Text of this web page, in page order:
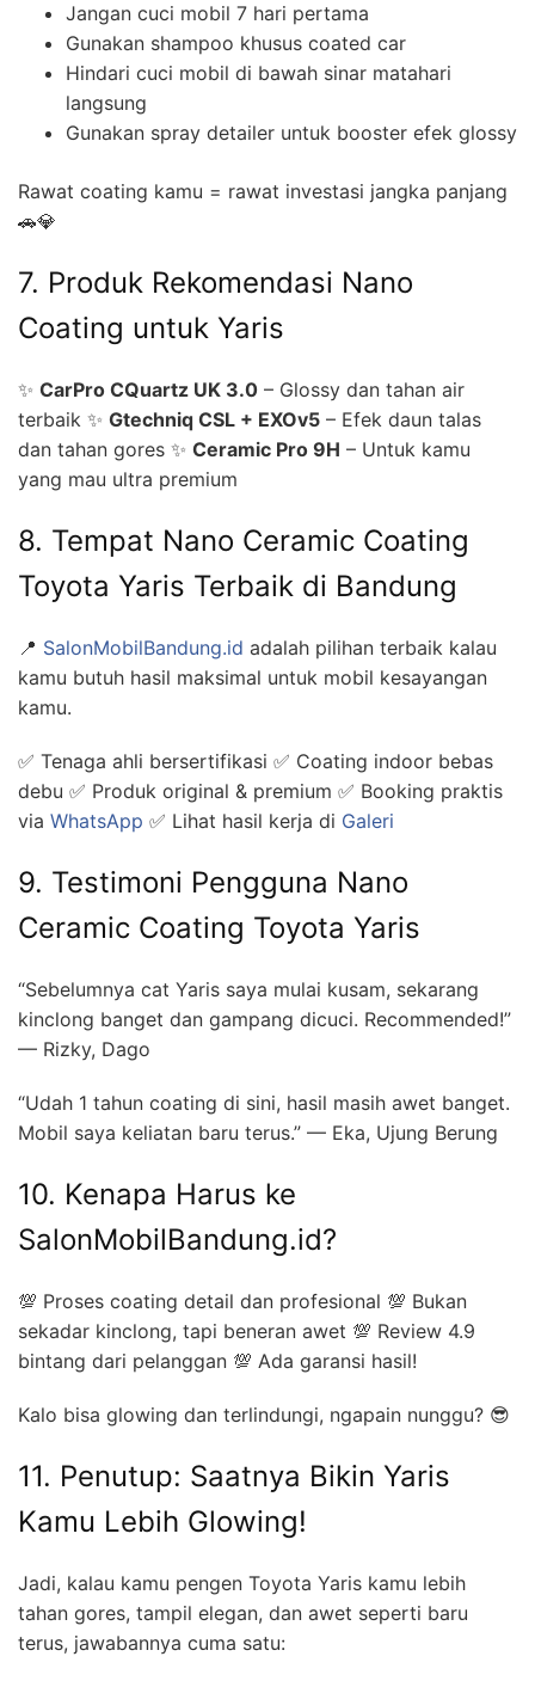
Jangan cuci mobil 7 hari pertama
Gunakan shampoo khusus coated car
Hindari cuci mobil di bawah sinar matahari
langsung
Gunakan spray detailer untuk booster efek glossy
Rawat coating kamu = rawat investasi jangka panjang
🚗💎
7. Produk Rekomendasi Nano
Coating untuk Yaris
✨ CarPro CQuartz UK 3.0 – Glossy dan tahan air
terbaik ✨ Gtechniq CSL + EXOv5 – Efek daun talas
dan tahan gores ✨ Ceramic Pro 9H – Untuk kamu
yang mau ultra premium
8. Tempat Nano Ceramic Coating
Toyota Yaris Terbaik di Bandung
📍 SalonMobilBandung.id adalah pilihan terbaik kalau
kamu butuh hasil maksimal untuk mobil kesayangan
kamu.
✅ Tenaga ahli bersertifikasi ✅ Coating indoor bebas
debu ✅ Produk original & premium ✅ Booking praktis
via WhatsApp ✅ Lihat hasil kerja di Galeri
9. Testimoni Pengguna Nano
Ceramic Coating Toyota Yaris
“Sebelumnya cat Yaris saya mulai kusam, sekarang
kinclong banget dan gampang dicuci. Recommended!”
— Rizky, Dago
“Udah 1 tahun coating di sini, hasil masih awet banget.
Mobil saya keliatan baru terus.” — Eka, Ujung Berung
10. Kenapa Harus ke
SalonMobilBandung.id?
💯 Proses coating detail dan profesional 💯 Bukan
sekadar kinclong, tapi beneran awet 💯 Review 4.9
bintang dari pelanggan 💯 Ada garansi hasil!
Kalo bisa glowing dan terlindungi, ngapain nunggu? 😎
11. Penutup: Saatnya Bikin Yaris
Kamu Lebih Glowing!
Jadi, kalau kamu pengen Toyota Yaris kamu lebih
tahan gores, tampil elegan, dan awet seperti baru
terus, jawabannya cuma satu: